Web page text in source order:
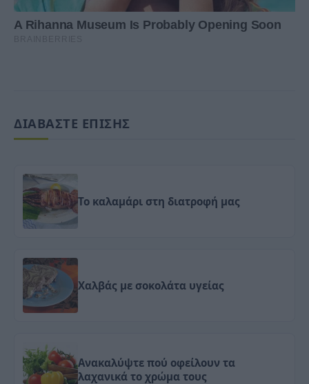
ΔΙΑΒΑΣΤΕ ΕΠΙΣΗΣ
Το καλαμάρι στη διατροφή μας
Χαλβάς με σοκολάτα υγείας
Ανακαλύψτε πού οφείλουν τα
λαχανικά το χρώμα τους